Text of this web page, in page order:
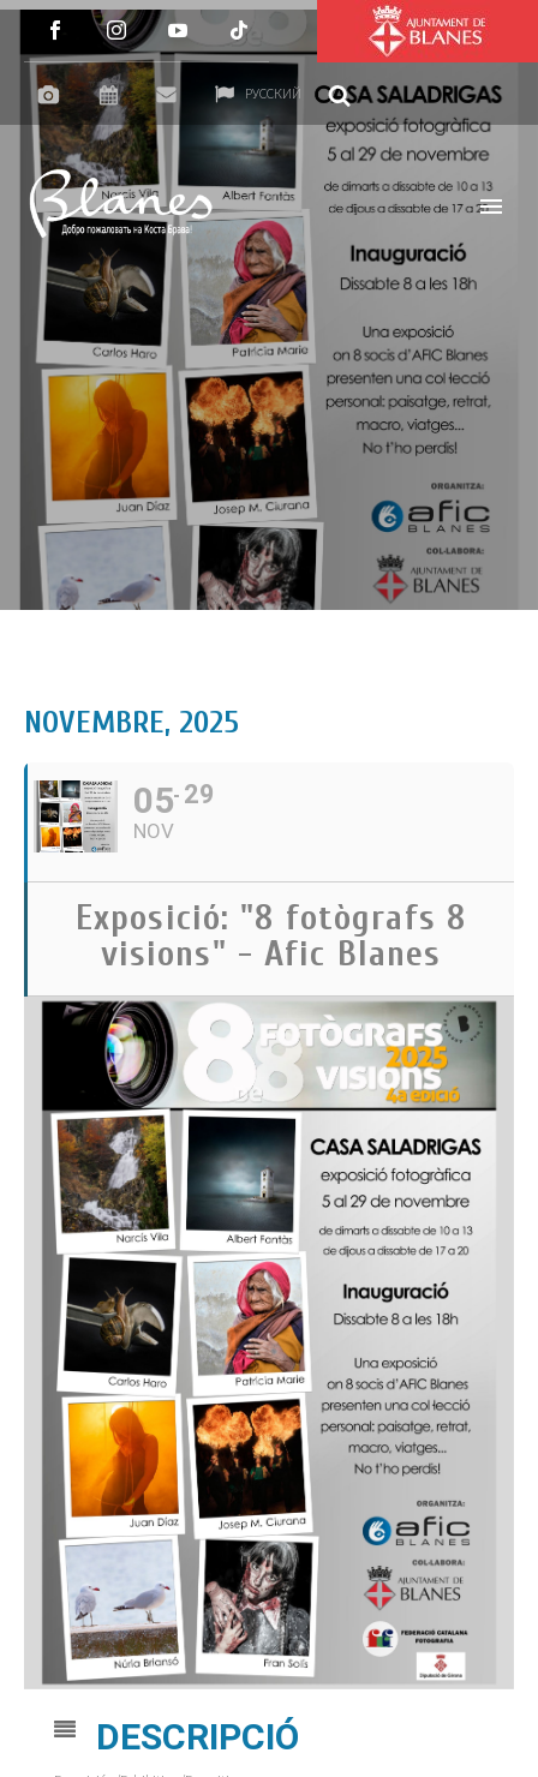
РУССКИЙ
NOVEMBRE, 2025
05
NOV
29
Exposició: "8 fotògrafs 8
visions" - Afic Blanes
DESCRIPCIÓ